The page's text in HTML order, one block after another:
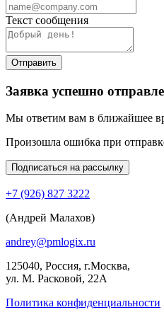
Текст сообщения
Отправить
Заявка успешно
Мы ответим вам в ближайшее
Произошла ошибка при
Подписаться на рассылку
+7 (926) 827 3222
(Андрей Малахов)
andrey@pmlogix.ru
125040, Россия, г.Москва,
ул. М. Расковой, 22А
Политика конфиденциальности